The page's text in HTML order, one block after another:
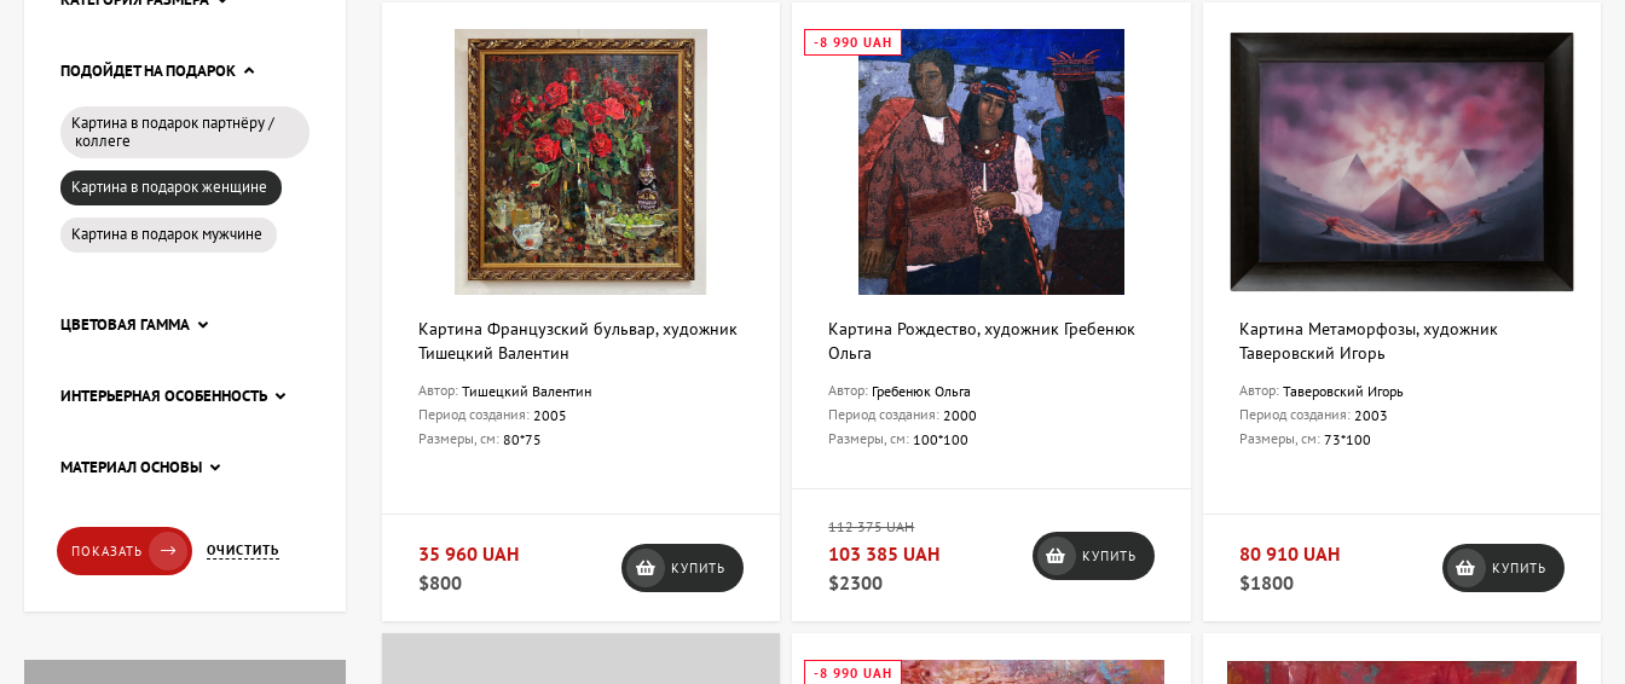
Картина Французский бульвар, художник
Тишецкий Валентин
Автор: Тишецкий Валентин
Период создания: 2005
Размеры, см: 80*75
35 960 UAH
$800
КУПИТЬ
-8 990 UAH
Картина Рождество, художник Гребенюк
Ольга
Автор: Гребенюк Ольга
Период создания: 2000
Размеры, см: 100*100
112 375 UAH
103 385 UAH
$2300
КУПИТЬ
Картина Метаморфозы, художник
Таверовский Игорь
Автор: Таверовский Игорь
Период создания: 2003
Размеры, см: 73*100
80 910 UAH
$1800
КУПИТЬ
-8 990 UAH
ПОДОЙДЕТ НА ПОДАРОК
Картина в подарок партнёру /
коллеге
Картина в подарок женщине
Картина в подарок мужчине
ЦВЕТОВАЯ ГАММА
ИНТЕРЬЕРНАЯ ОСОБЕННОСТЬ
МАТЕРИАЛ ОСНОВЫ
ПОКАЗАТЬ ОЧИСТИТЬ
Картина Пирс, художник
Лоза Наталья
11 238 UAH